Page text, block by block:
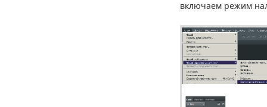
включаем режим